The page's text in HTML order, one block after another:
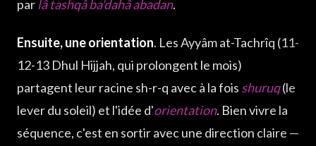
par lâ tashqâ ba'dahâ abadan.
Ensuite, une orientation. Les Ayyâm at-Tachrîq (11-
12-13 Dhul Hijjah, qui prolongent le mois)
partagent leur racine sh-r-q avec à la fois shuruq(le
lever du soleil) et l'idée d'orientation. Bien vivre la
séquence, c'est en sortir avec une direction claire —